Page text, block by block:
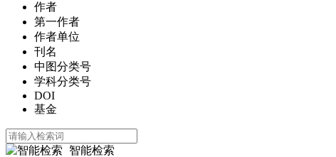
作者
第一作者
作者单位
刊名
中图分类号
学科分类号
DOI
基金
智能检索